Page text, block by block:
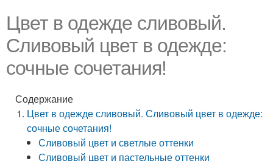
Цвет в одежде сливовый.
Сливовый цвет в одежде:
сочные сочетания!
Содержание
Цвет в одежде сливовый. Сливовый цвет в одежде:
сочные сочетания!
Сливовый цвет и светлые оттенки
Сливовый цвет и пастельные оттенки